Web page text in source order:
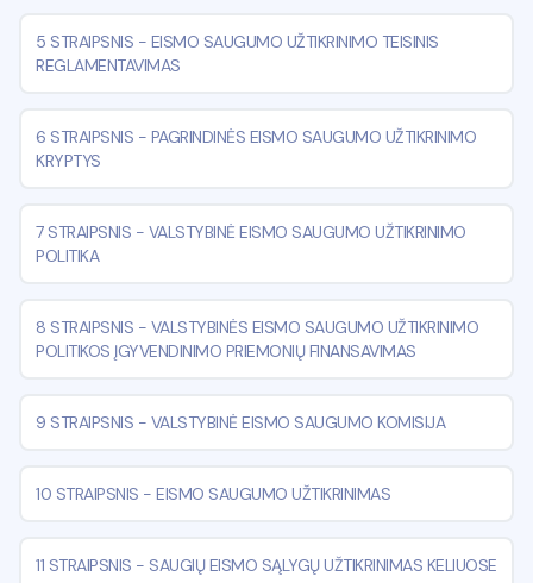
5 STRAIPSNIS - EISMO SAUGUMO UŽTIKRINIMO TEISINIS
REGLAMENTAVIMAS
6 STRAIPSNIS - PAGRINDINĖS EISMO SAUGUMO UŽTIKRINIMO
KRYPTYS
7 STRAIPSNIS - VALSTYBINĖ EISMO SAUGUMO UŽTIKRINIMO
POLITIKA
8 STRAIPSNIS - VALSTYBINĖS EISMO SAUGUMO UŽTIKRINIMO
POLITIKOS ĮGYVENDINIMO PRIEMONIŲ FINANSAVIMAS
9 STRAIPSNIS - VALSTYBINĖ EISMO SAUGUMO KOMISIJA
10 STRAIPSNIS - EISMO SAUGUMO UŽTIKRINIMAS
11 STRAIPSNIS - SAUGIŲ EISMO SĄLYGŲ UŽTIKRINIMAS KELIUOSE